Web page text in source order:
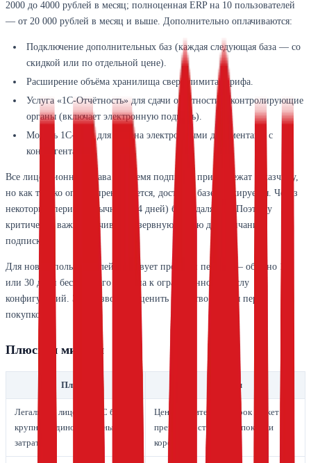
2000 до 4000 рублей в месяц; полноценная ERP на 10 пользователей
— от 20 000 рублей в месяц и выше. Дополнительно оплачиваются:
Подключение дополнительных баз (каждая следующая база — со
скидкой или по отдельной цене).
Расширение объёма хранилища сверх лимита тарифа.
Услуга «1С-Отчётность» для сдачи отчётности в контролирующие
органы (включает электронную подпись).
Модуль 1С-ЭДО для обмена электронными документами с
контрагентами.
Все лицензионные права на время подписки принадлежат заказчику,
но как только оплата прекращается, доступ к базе блокируется. Через
некоторый период (обычно 7–14 дней) база удаляется. Поэтому
критически важно скачивать резервную копию до окончания
подписки.
Для новых пользователей действует пробный период — обычно 14
или 30 дней бесплатного доступа к ограниченному числу
конфигураций. Это позволяет оценить удобство работы перед
покупкой.
Плюсы и минусы
Плюсы Минусы
Легальные лицензии 1С без
крупных единовременных
затрат
Цена за длительный срок может
превысить стоимость покупки
коробки